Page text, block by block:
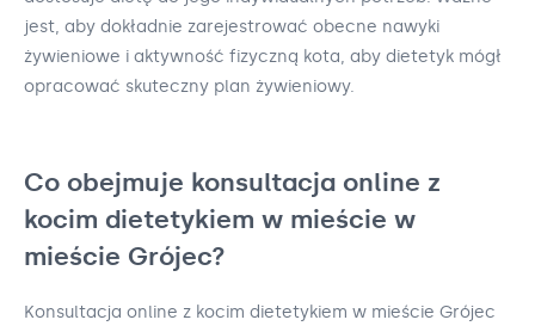
jest, aby dokładnie zarejestrować obecne nawyki
żywieniowe i aktywność fizyczną kota, aby dietetyk mógł
opracować skuteczny plan żywieniowy.
Co obejmuje konsultacja online z
kocim dietetykiem w mieście w
mieście Grójec?
Konsultacja online z kocim dietetykiem w mieście Grójec